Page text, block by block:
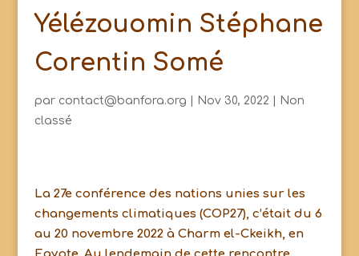
Yélézouomin Stéphane
Corentin Somé
par contact@banfora.org Nov 30, 2022
Non
classé
La 27e conférence des nations unies sur les
changements climatiques (COP27), c’était du 6
au 20 novembre 2022 à Charm el-Ckeikh, en